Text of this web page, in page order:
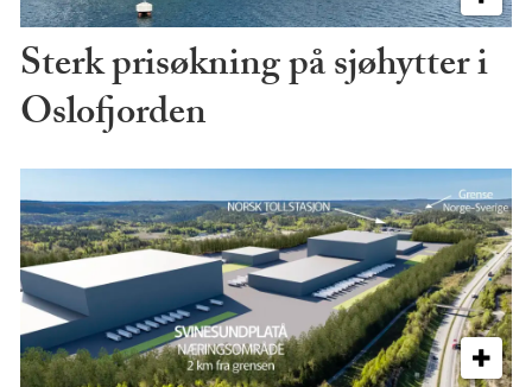
Sterk prisøkning på sjøhytter i
Oslofjorden